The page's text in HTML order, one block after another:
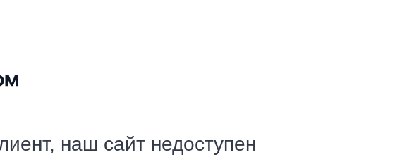
наш сайт недоступен